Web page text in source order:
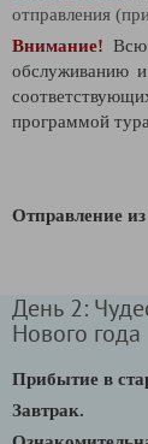
отправления
Внимание!
обслуживанию
программой
Отправление
День 2:
Нового года
Прибытие в
Завтрак.